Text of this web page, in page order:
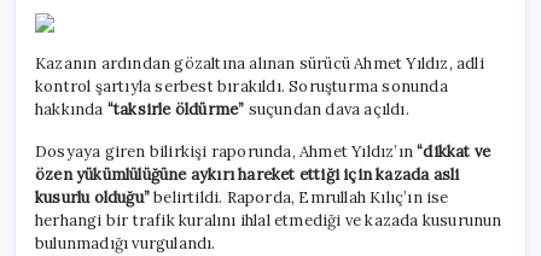
Kazanın ardından gözaltına alınan sürücü Ahmet Yıldız, adli
kontrol şartıyla serbest bırakıldı. Soruşturma sonunda
hakkında “taksirle öldürme” suçundan dava açıldı.
Dosyaya giren bilirkişi raporunda, Ahmet Yıldız’ın“dikkat ve
özen yükümlülüğüne aykırı hareket ettiği için kazada asli
kusurlu olduğu”belirtildi. Raporda, Emrullah Kılıç’ın ise
herhangi bir trafik kuralını ihlal etmediği ve kazada kusurunun
bulunmadığı vurgulandı.